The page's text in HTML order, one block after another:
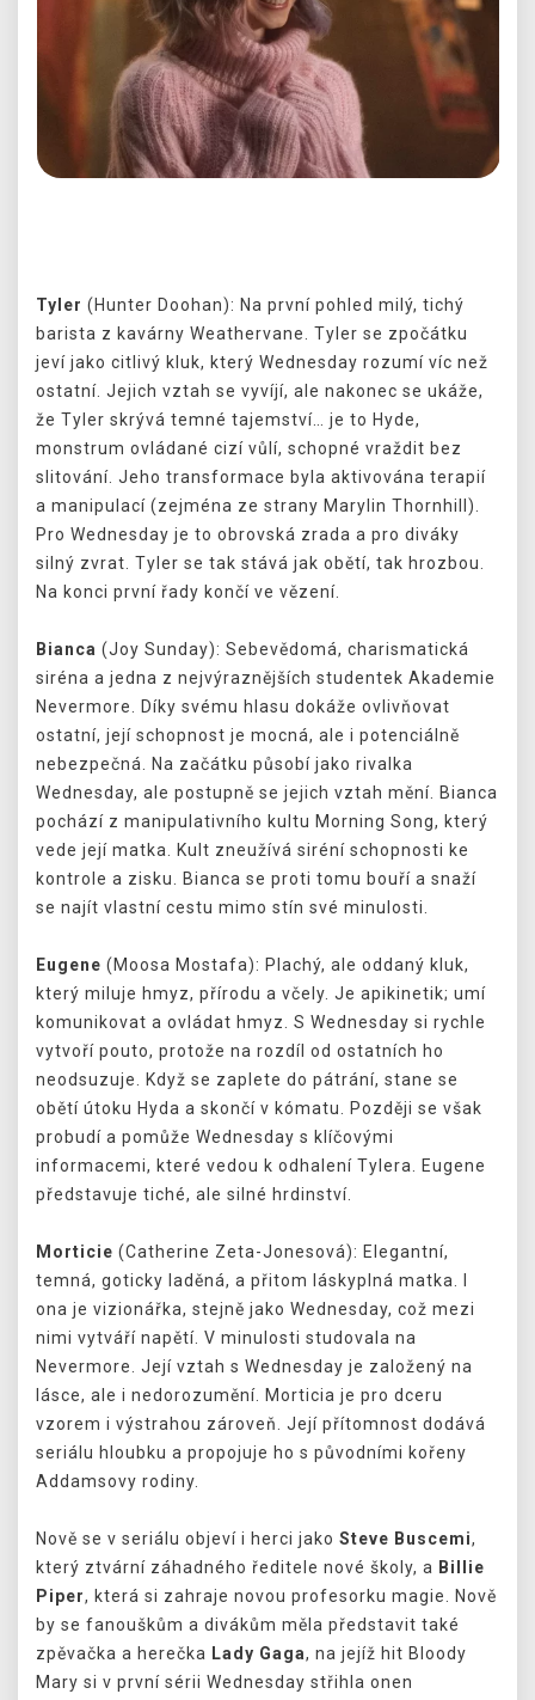
Tyler (Hunter Doohan): Na první pohled milý, tichý
barista z kavárny Weathervane. Tyler se zpočátku
jeví jako citlivý kluk, který Wednesday rozumí víc než
ostatní. Jejich vztah se vyvíjí, ale nakonec se ukáže,
že Tyler skrývá temné tajemství… je to Hyde,
monstrum ovládané cizí vůlí, schopné vraždit bez
slitování. Jeho transformace byla aktivována terapií
a manipulací (zejména ze strany Marylin Thornhill).
Pro Wednesday je to obrovská zrada a pro diváky
silný zvrat. Tyler se tak stává jak obětí, tak hrozbou.
Na konci první řady končí ve vězení.
Bianca (Joy Sunday): Sebevědomá, charismatická
siréna a jedna z nejvýraznějších studentek Akademie
Nevermore. Díky svému hlasu dokáže ovlivňovat
ostatní, její schopnost je mocná, ale i potenciálně
nebezpečná. Na začátku působí jako rivalka
Wednesday, ale postupně se jejich vztah mění. Bianca
pochází z manipulativního kultu Morning Song, který
vede její matka. Kult zneužívá siréní schopnosti ke
kontrole a zisku. Bianca se proti tomu bouří a snaží
se najít vlastní cestu mimo stín své minulosti.
Eugene (Moosa Mostafa): Plachý, ale oddaný kluk,
který miluje hmyz, přírodu a včely. Je apikinetik; umí
komunikovat a ovládat hmyz. S Wednesday si rychle
vytvoří pouto, protože na rozdíl od ostatních ho
neodsuzuje. Když se zaplete do pátrání, stane se
obětí útoku Hyda a skončí v kómatu. Později se však
probudí a pomůže Wednesday s klíčovými
informacemi, které vedou k odhalení Tylera. Eugene
představuje tiché, ale silné hrdinství.
Morticie (Catherine Zeta-Jonesová): Elegantní,
temná, goticky laděná, a přitom láskyplná matka. I
ona je vizionářka, stejně jako Wednesday, což mezi
nimi vytváří napětí. V minulosti studovala na
Nevermore. Její vztah s Wednesday je založený na
lásce, ale i nedorozumění. Morticia je pro dceru
vzorem i výstrahou zároveň. Její přítomnost dodává
seriálu hloubku a propojuje ho s původními kořeny
Addamsovy rodiny.
Nově se v seriálu objeví i herci jako Steve Buscemi,
který ztvární záhadného ředitele nové školy, a Billie
Piper, která si zahraje novou profesorku magie. Nově
by se fanouškům a divákům měla představit také
zpěvačka a herečka Lady Gaga, na jejíž hit Bloody
Mary si v první sérii Wednesday střihla onen